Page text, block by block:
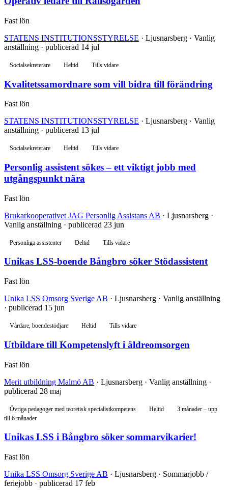
Fast lön
STATENS INSTITUTIONSSTYRELSE · Ljusnarsberg · Vanlig
anställning · publicerad 14 jul
Socialsekreterare Heltid Tills vidare
Kvalitetssamordnare som vill bidra till förändring
Fast lön
STATENS INSTITUTIONSSTYRELSE · Ljusnarsberg · Vanlig
anställning · publicerad 13 jul
Socialsekreterare Heltid Tills vidare
Personlig assistent sökes – ett viktigt jobb med
utgångspunkt nära
Fast lön
Brukarkooperativet JAG Personlig Assistans AB · Ljusnarsberg ·
Vanlig anställning · publicerad 23 jun
Personliga assistenter Deltid Tills vidare
Unikas LSS-boende Bångbro söker Stödassistent
Fast lön
Unika LSS Omsorg Sverige AB · Ljusnarsberg · Vanlig anställning
· publicerad 15 jun
Vårdare, boendestödjare Heltid Tills vidare
Utbildare till Kompetenslyft i äldreomsorgen
Fast lön
Merit utbildning Malmö AB · Ljusnarsberg · Vanlig anställning ·
publicerad 28 maj
Övriga pedagoger med teoretisk specialistkompetens Heltid
3 månader – upp
till 6 månader
Unikas LSS i Bångbro söker sommarvikarier!
Fast lön
Unika LSS Omsorg Sverige AB · Ljusnarsberg · Sommarjobb /
feriejobb · publicerad 17 feb